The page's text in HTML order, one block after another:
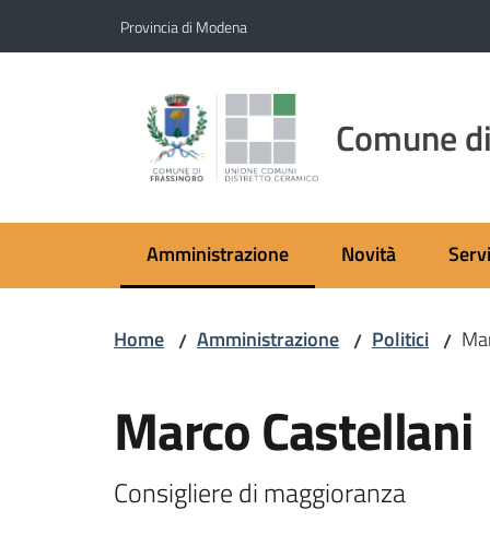
Provincia di Modena
Comune
Amministrazione
Menu selezionato Novità
Home / Amministrazione / Politici /
Marco Castellani
Consigliere di maggioranza